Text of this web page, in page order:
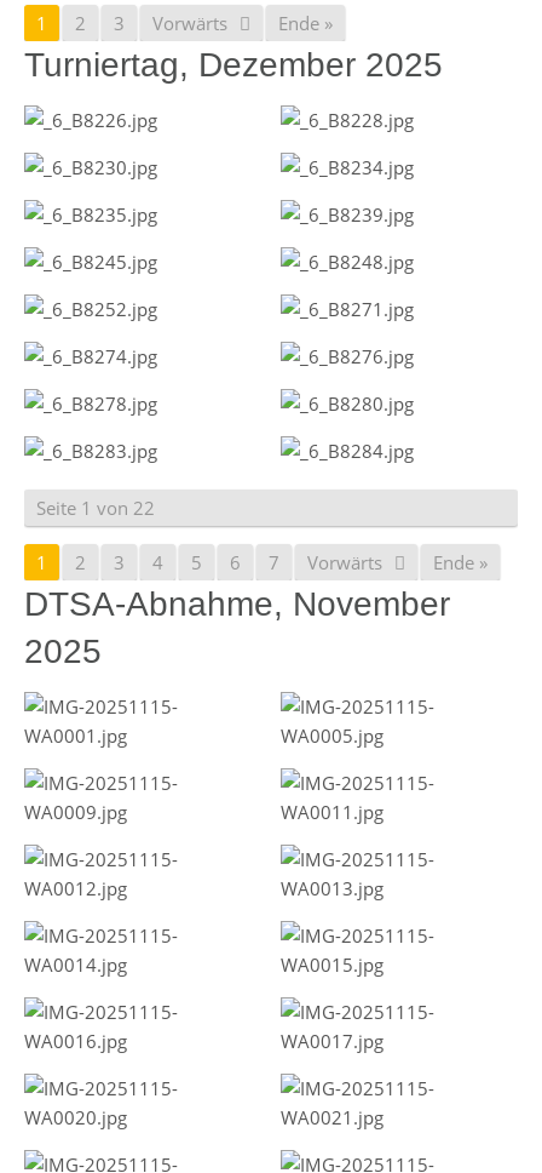
1 2 3 Vorwärts Ende »
Turniertag, Dezember 2025
Seite 1 von 22
1 2 3 4 5 6 7 Vorwärts Ende »
DTSA-Abnahme, November
2025